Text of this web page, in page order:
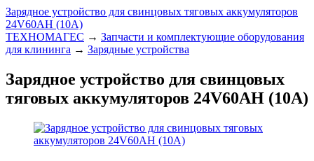
Зарядное устройство для свинцовых тяговых аккумуляторов
24V60AН (10A)
ТЕХНОМАГЕС → Запчасти и комплектующие оборудования
для клининга → Зарядные устройства
Зарядное устройство для свинцовых
тяговых аккумуляторов 24V60AН (10A)